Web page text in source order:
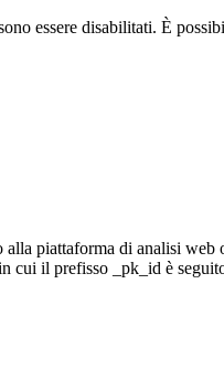
essere disabilitati. È
alla piattaforma di analisi
cui il prefisso _pk_id è